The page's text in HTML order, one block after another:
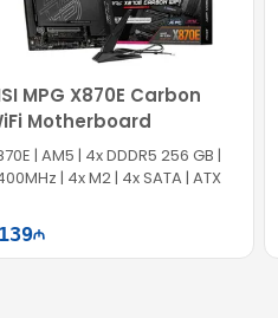
MPG X870E Carbon
Motherboard
| AM5 | 4x DDDR5 256 GB |
| 4x M2 | 4x SATA | ATX